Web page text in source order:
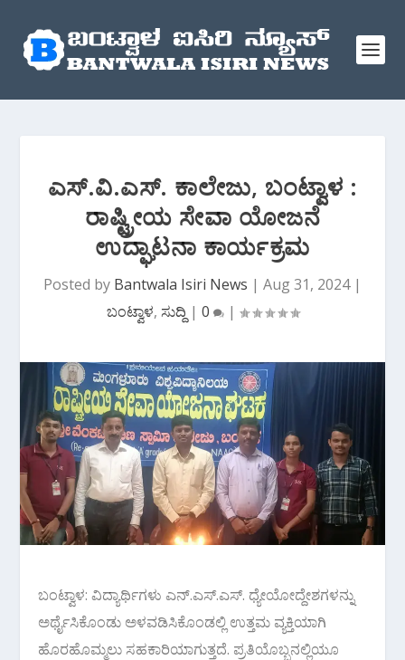
ಎಸ್.ವಿ.ಎಸ್. ಕಾಲೇಜು, ಬಂಟ್ವಾಳ :
ರಾಷ್ಟ್ರೀಯ ಸೇವಾ ಯೋಜನೆ
ಉದ್ಘಾಟನಾ ಕಾರ್ಯಕ್ರಮ
Posted by Bantwala Isiri News | Aug 31, 2024|
ಬಂಟ್ವಾಳ, ಸುದ್ದಿ | 0 |
ಬಂಟ್ವಾಳ: ವಿದ್ಯಾರ್ಥಿಗಳು ಎನ್.ಎಸ್.ಎಸ್. ಧ್ಯೇಯೋದ್ದೇಶಗಳನ್ನು
ಅರ್ಥೈಸಿಕೊಂಡು ಅಳವಡಿಸಿಕೊಂಡಲ್ಲಿ ಉತ್ತಮ ವ್ಯಕ್ತಿಯಾಗಿ
ಹೊರಹೊಮ್ಮಲು ಸಹಕಾರಿಯಾಗುತ್ತದೆ. ಪ್ರತಿಯೊಬ್ಬನಲ್ಲಿಯೂ